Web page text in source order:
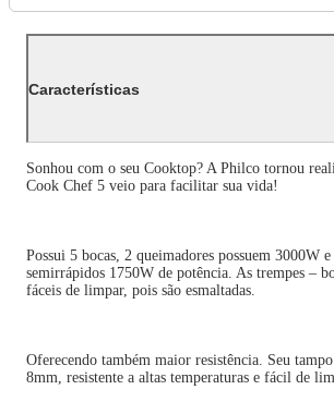
Características
Sonhou com o seu Cooktop? A Philco tornou
Cook Chef 5 veio para facilitar sua vida!
Possui 5 bocas, 2 queimadores possuem 3000W
semirrápidos 1750W de potência. As trempes –
fáceis de limpar, pois são esmaltadas.
Oferecendo também maior resistência. Seu
8mm, resistente a altas temperaturas e fácil de